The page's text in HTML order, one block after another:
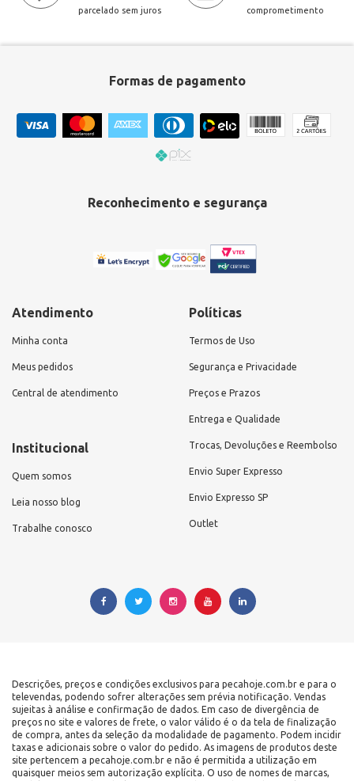
parcelado sem juros
comprometimento
Formas de pagamento
Reconhecimento e segurança
Atendimento
Minha conta
Meus pedidos
Central de atendimento
Institucional
Quem somos
Leia nosso blog
Trabalhe conosco
Políticas
Termos de Uso
Segurança e Privacidade
Preços e Prazos
Entrega e Qualidade
Trocas, Devoluções e Reembolso
Envio Super Expresso
Envio Expresso SP
Outlet
Descrições, preços e condições exclusivos para pecahoje.com.br e para o
televendas, podendo sofrer alterações sem prévia notificação. Vendas
sujeitas à análise e confirmação de dados. Em caso de divergência de
preços no site e valores de frete, o valor válido é o da tela de finalização
de compra, antes da seleção da modalidade de pagamento. Podem incidir
taxas e adicionais sobre o valor do pedido. As imagens de produtos deste
site pertencem a pecahoje.com.br e não é permitida a utilização em
quaisquer meios sem autorização explícita. O uso de nomes de marcas,